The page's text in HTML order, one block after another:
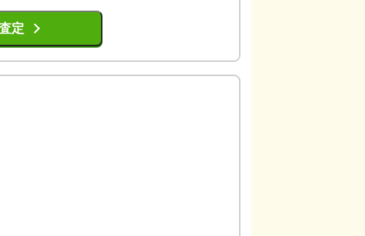
定